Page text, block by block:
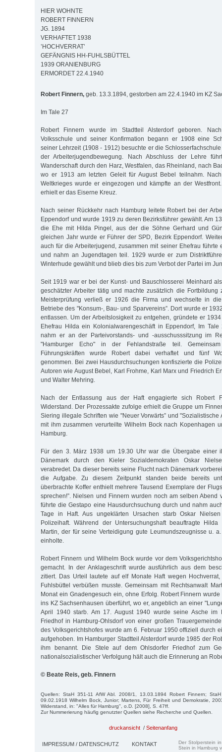
HIER WOHNTE
ROBERT FINNERN
JG. 1894
VERHAFTET 1938
’HOCHVERRAT’
GEFÄNGNIS HH-FUHLSBÜTTEL
1939 ORANIENBURG
ERMORDET 22.4.1940
Robert Finnern, geb. 13.3.1894, gestorben am 22.4.1940 im KZ
Im Tale 27
Robert Finnern wurde im Stadtteil Alsterdorf geboren.
Volksschule und seiner Konfirmation begann er 1908 eine
seiner Lehrzeit (1908 - 1912) besuchte er die
der Arbeiterjugendbewegung. Nach Abschluss der Lehre
Wanderschaft durch den Harz, Westfalen, das Rheinland, nach
wo er 1913 am letzten Geleit für August Bebel teilnahm.
Weltkrieges wurde er eingezogen und kämpfte an der
erhielt er das Eiserne Kreuz.
Nach seiner Rückkehr nach Hamburg leitete Robert bei der
Eppendorf und wurde 1919 zu deren Bezirksführer gewählt. Am
die Ehe mit Hilda Pingel, aus der die Söhne Gerhard und
gleichen Jahr wurde er Führer der SPD, Bezirk Eppendorf.
auch für die Arbeiterjugend, zusammen mit seiner Ehefrau führte
und nahm an Jugendtagen teil. 1929 wurde er zum
Winterhude gewählt und blieb dies bis zum Verbot der Partei im
Seit 1919 war er bei der Kunst- und Bauschlosserei Meinhard
geschätzter Arbeiter tätig und machte zusätzlich die Fortbildung
Meisterprüfung verließ er 1926 die Firma und wechselte in die
Betriebe des "Konsum-, Bau- und Sparvereins”. Dort wurde er
entlassen. Um der Arbeitslosigkeit zu entgehen, gründete er
Ehefrau Hilda ein Kolonialwarengeschäft in Eppendorf, Im
nahm er an der Parteivorstands- und -ausschusssitzung im
"Hamburger Echo" in der Fehlandstraße teil.
Führungskräften wurde Robert dabei verhaftet und fünf
genommen. Bei zwei Hausdurchsuchungen konfiszierte die
Autoren wie August Bebel, Karl Frohme, Karl Marx und Friedrich
und Walter Mehring.
Nach der Entlassung aus der Haft engagierte sich Robert
Widerstand. Der Prozessakte zufolge erhielt die Gruppe um
Siering illegale Schriften wie "Neuer Vorwärts” und "Sozialistische
mit ihm zusammen verurteilte Wilhelm Bock nach Kopenhagen
Hamburg.
Für den 3. März 1938 um 19.30 Uhr war die Übergabe einer
Dänemark durch den Kieler Sozialdemokraten Oskar
verabredet. Da dieser bereits seine Flucht nach Dänemark
die Aufgabe. Zu diesem Zeitpunkt standen beide bereits
überbrachte Koffer enthielt mehrere Tausend Exemplare der
sprechen!”. Nielsen und Finnern wurden noch am selben Abend
führte die Gestapo eine Hausdurchsuchung durch und nahm
Tage in Haft. Aus ungeklärten Ursachen starb Oskar
Polizeihaft. Während der Untersuchungshaft beauftragte
Martin, der für seine Verteidigung gute Leumundszeugnisse u.
einholte.
Robert Finnern und Wilhelm Bock wurde vor dem
gemacht. In der Anklageschrift wurde ausführlich aus dem
zitiert. Das Urteil lautete auf elf Monate Haft wegen
Fuhlsbüttel verbüßen musste. Gemeinsam mit Rechtsanwalt
Monat ein Gnadengesuch ein, ohne Erfolg. Robert Finnern
ins KZ Sachsenhausen überführt, wo er, angeblich an einer
April 1940 starb. Am 17. August 1940 wurde seine Asche im
Friedhof in Hamburg-Ohlsdorf von einer großen
des Volksgerichtshofes wurde am 6. Februar 1950 offiziell durch
aufgehoben. Im Hamburger Stadtteil Alsterdorf wurde 1985 der
ihm benannt. Die Stele auf dem Ohlsdorfer Friedhof zum
nationalsozialistischer Verfolgung hält auch die Erinnerung an
© Beate Reis, geb. Finnern
Quellen: StaH 351-11 AfW Abl. 2008/1, 13.03.1894 Robert Finnern;
09.02.1918 Wilhelm Bock, Junior; Martens, Für Freiheit und Demokratie,
Widerstand, in: "Alles für Hamburg", o.D. [2008], S. 47ff.
Zur Nummerierung häufig genutzter Quellen siehe Recherche und Quellen.
druckansicht / Seitenanfang
IMPRESSUM / DATENSCHUTZ KONTAKT
Der Stolperstein
Stein in Hamburg